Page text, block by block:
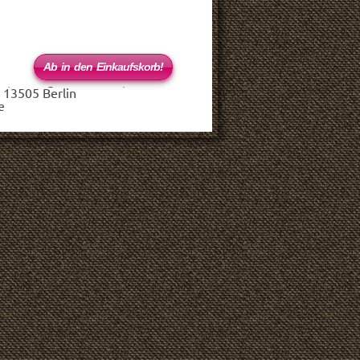
(haftungsbeschränkt)
13505 Berlin